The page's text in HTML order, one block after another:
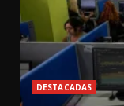
DESTACADAS